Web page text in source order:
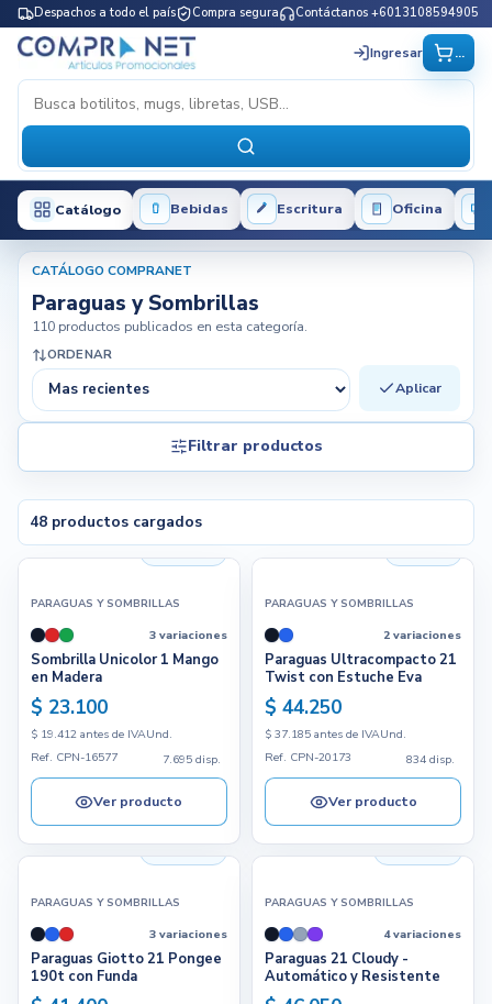
Despachos a todo el país Compra segura Contáctanos +6013108594905
Ingresar ...
Catálogo Bebidas Escritura Oficina
CATÁLOGO COMPRANET
Paraguas y Sombrillas
110 productos publicados en esta categoría.
ORDENAR
Aplicar
Filtrar productos
CALCULAR PARA
Cargando filtros
48 productos cargados
7.695 disp.
PARAGUAS Y SOMBRILLAS
3 variaciones
Sombrilla Unicolor 1 Mango
en Madera
$ 23.100
$ 19.412 antes de IVAUnd.
Ref. CPN-16577
7.695 disp.
Ver producto
834 disp.
PARAGUAS Y SOMBRILLAS
2 variaciones
Paraguas Ultracompacto 21
Twist con Estuche Eva
$ 44.250
$ 37.185 antes de IVAUnd.
Ref. CPN-20173
834 disp.
Ver producto
PARAGUAS Y SOMBRILLAS
3 variaciones
Paraguas Giotto 21 Pongee
190t con Funda
PARAGUAS Y SOMBRILLAS
4 variaciones
Paraguas 21 Cloudy -
Automático y Resistente